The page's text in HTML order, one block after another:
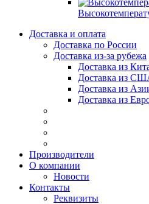
Доставка и оплата
Доставка по России
Доставка из-за рубежа
Доставка из
Доставка из
Доставка из
Доставка из
Производители
О компании
Новости
Контакты
Реквизиты